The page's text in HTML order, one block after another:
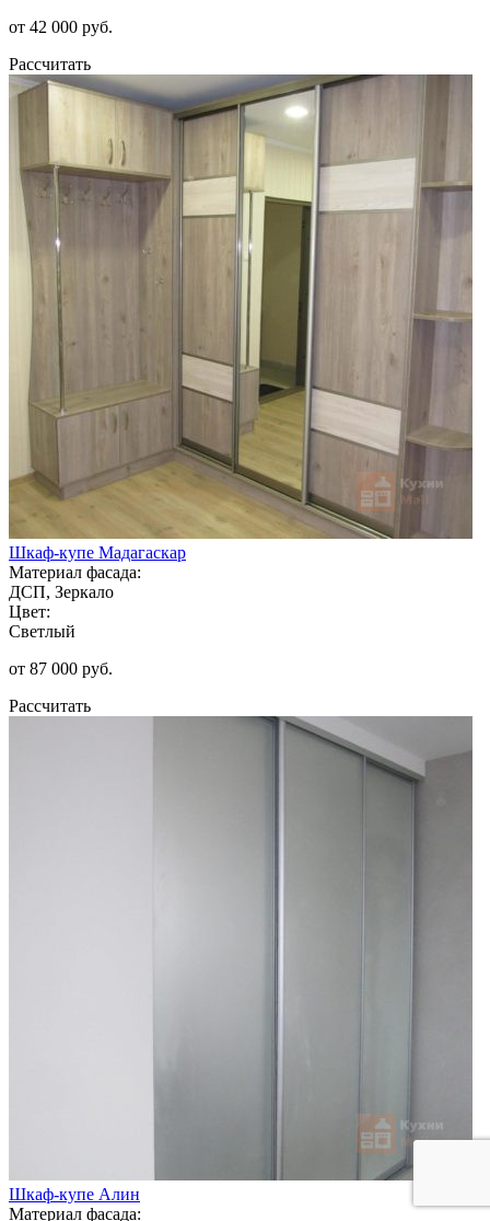
от 42 000 руб.
Рассчитать
Шкаф-купе Мадагаскар
Материал фасада:
ДСП, Зеркало
Цвет:
Светлый
от 87 000 руб.
Рассчитать
Шкаф-купе Алин
Материал фасада: